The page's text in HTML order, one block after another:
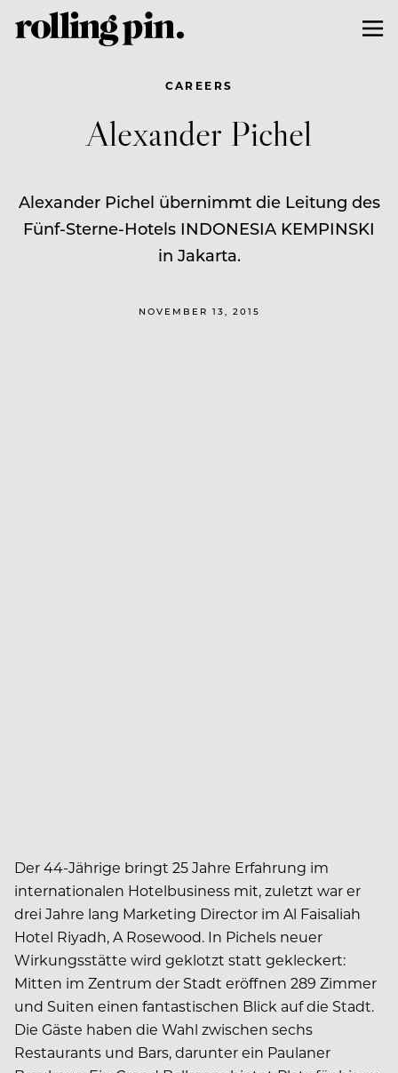
CAREERS
Alexander Pichel
Alexander Pichel übernimmt die Leitung des
Fünf-Sterne-Hotels INDONESIA KEMPINSKI
in Jakarta.
NOVEMBER 13, 2015
Der 44-Jährige bringt 25 Jahre Erfahrung im
internationalen Hotelbusiness mit, zuletzt war er
drei Jahre lang Marketing Director im Al Faisaliah
Hotel Riyadh, A Rosewood. In Pichels neuer
Wirkungsstätte wird geklotzt statt gekleckert:
Mitten im Zentrum der Stadt eröffnen 289 Zimmer
und Suiten einen fantastischen Blick auf die Stadt.
Die Gäste haben die Wahl zwischen sechs
Restaurants und Bars, darunter ein Paulaner